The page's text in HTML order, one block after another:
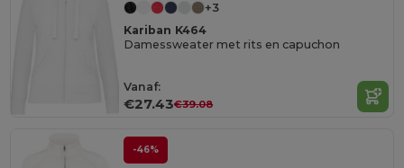
+3
Kariban K464
Damessweater met rits en capuchon
Vanaf:
€27.43€39.08
-46%